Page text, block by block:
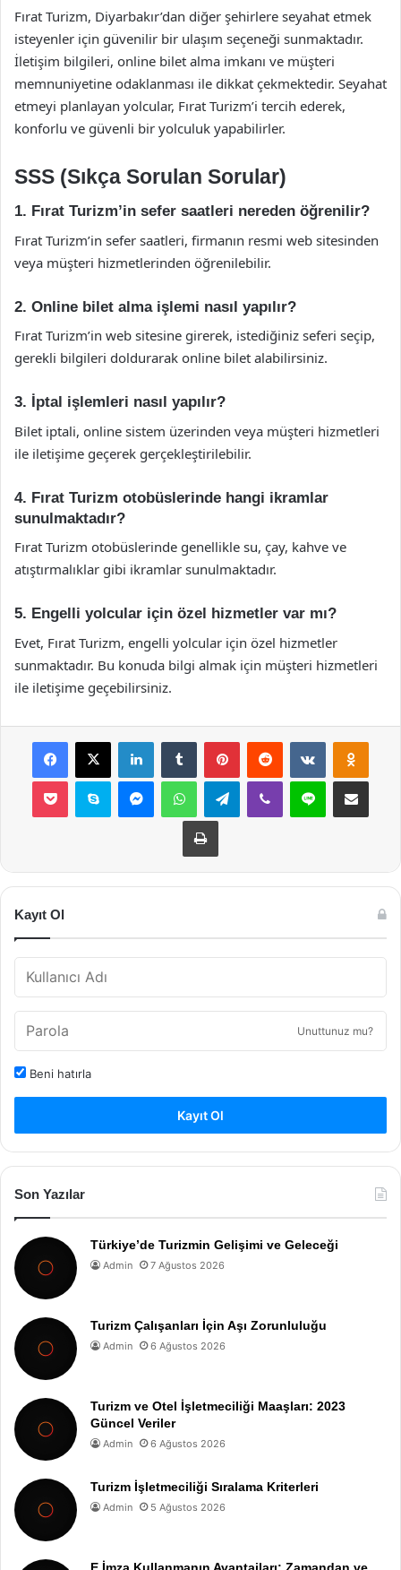
Fırat Turizm, Diyarbakır’dan diğer şehirlere seyahat etmek
isteyenler için güvenilir bir ulaşım seçeneği sunmaktadır.
İletişim bilgileri, online bilet alma imkanı ve müşteri
memnuniyetine odaklanması ile dikkat çekmektedir. Seyahat
etmeyi planlayan yolcular, Fırat Turizm’i tercih ederek,
konforlu ve güvenli bir yolculuk yapabilirler.
SSS (Sıkça Sorulan Sorular)
1. Fırat Turizm’in sefer saatleri nereden öğrenilir?
Fırat Turizm’in sefer saatleri, firmanın resmi web sitesinden
veya müşteri hizmetlerinden öğrenilebilir.
2. Online bilet alma işlemi nasıl yapılır?
Fırat Turizm’in web sitesine girerek, istediğiniz seferi seçip,
gerekli bilgileri doldurarak online bilet alabilirsiniz.
3. İptal işlemleri nasıl yapılır?
Bilet iptali, online sistem üzerinden veya müşteri hizmetleri
ile iletişime geçerek gerçekleştirilebilir.
4. Fırat Turizm otobüslerinde hangi ikramlar
sunulmaktadır?
Fırat Turizm otobüslerinde genellikle su, çay, kahve ve
atıştırmalıklar gibi ikramlar sunulmaktadır.
5. Engelli yolcular için özel hizmetler var mı?
Evet, Fırat Turizm, engelli yolcular için özel hizmetler
sunmaktadır. Bu konuda bilgi almak için müşteri hizmetleri
ile iletişime geçebilirsiniz.
Facebook
X LinkedInTumblr PinterestReddit VKontakte
Pocket Skype MessengerWhatsAppTelegramViber Line E-Posta ile
Yazdır
Kayıt Ol
Unuttunuz mu?
Beni hatırla
Kayıt Ol
Son Yazılar
Türkiye’de Turizmin Gelişimi ve Geleceği
Admin 7 Ağustos 2026
Turizm Çalışanları İçin Aşı Zorunluluğu
Admin 6 Ağustos 2026
Turizm ve Otel İşletmeciliği Maaşları: 2023
Güncel Veriler
Admin 6 Ağustos 2026
Turizm İşletmeciliği Sıralama Kriterleri
Admin 5 Ağustos 2026
E İmza Kullanmanın Avantajları: Zamandan ve